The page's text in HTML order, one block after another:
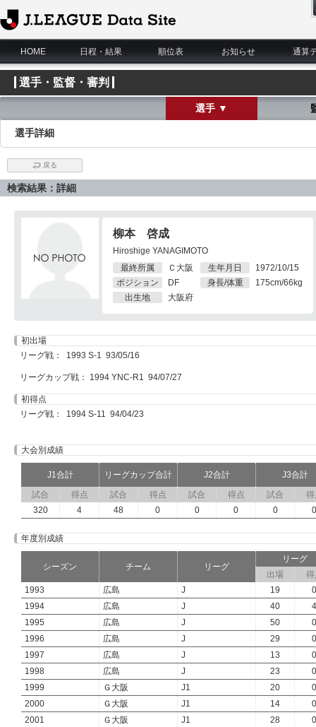
J.League Data Site
HOME
日程・結果 順位表 お知らせ 通算
選手・監督・審判
選手 ▼
選手詳細
戻る
検索結果：詳細
柳本 啓成
Hiroshige YANAGIMOTO
最終所属
Ｃ大阪
ポジション
DF
出生地
大阪府
生年月日
1972/10/15
身長/体重
175cm/66kg
初出場
リーグ戦： 1993 S-1 93/05/16
リーグカップ戦： 1994 YNC-R1 94/07/27
初得点
リーグ戦： 1994 S-11 94/04/23
大会別成績
J1合計 リーグカップ合計 J2合計
J3合計
試合
得点 試合 得点 試合 得点 試合
得
320
4 48 0 0 0 0 0
年度別成績
シーズン チーム リーグ
リーグ
出場
得
1993
広島 J 19
0
1994
広島 J 40
4
1995
広島 J 50
0
1996
広島 J 29
0
1997
広島 J 13
0
1998
広島 J 23
0
1999
Ｇ大阪 J1 20
0
2000
Ｇ大阪 J1 14
0
2001
Ｇ大阪 J1 28
0